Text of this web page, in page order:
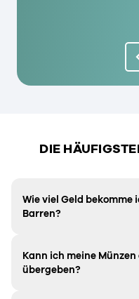
DIE
Wie viel Geld bekomme
Barren?
Kann ich meine
übergeben?